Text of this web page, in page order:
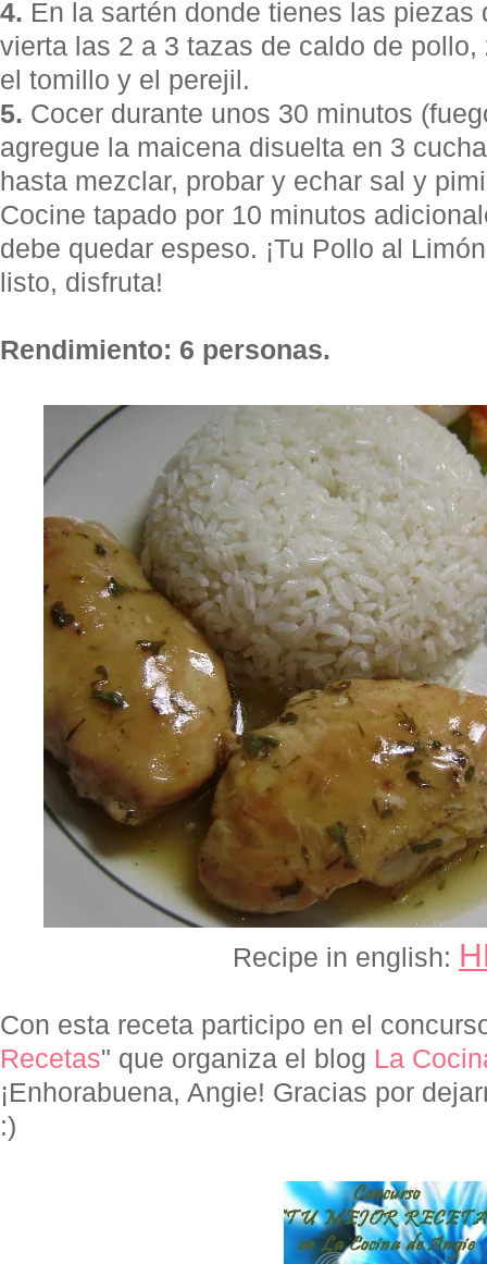
4. En la sartén donde tienes las piezas
vierta las 2 a 3 tazas de caldo de
el tomillo y el perejil.
5. Cocer durante unos 30 minutos
agregue la maicena disuelta en 3
hasta mezclar, probar y echar sal y
Cocine tapado por 10 minutos
debe quedar espeso. ¡Tu Pollo al
listo, disfruta!
Rendimiento: 6 personas.
Recipe in english:
Con esta receta participo en el
Recetas" que organiza el blog La
¡Enhorabuena, Angie! Gracias por
:)